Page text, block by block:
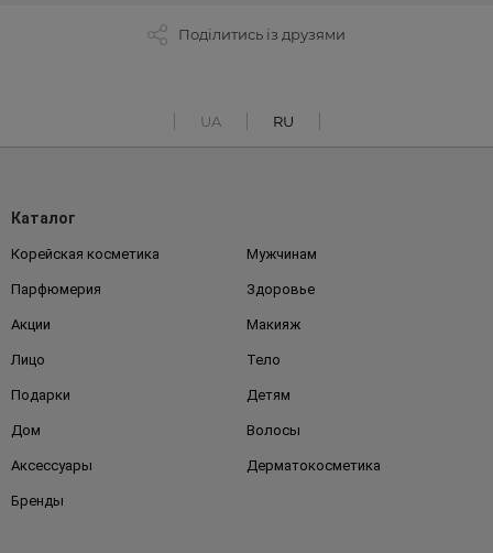
Поділитись із друзями
UA RU
Каталог
Корейская косметика Мужчинам
Парфюмерия Здоровье
Акции Макияж
Лицо Тело
Подарки Детям
Дом Волосы
Аксессуары Дерматокосметика
Бренды